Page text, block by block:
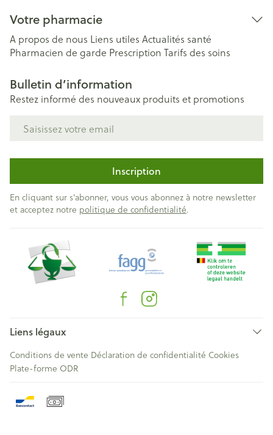
Votre pharmacie
A propos de nous Liens utiles Actualités santé
Pharmacien de garde Prescription Tarifs des soins
Bulletin d’information
Restez informé des nouveaux produits et promotions
Inscription
En cliquant sur s'abonner, vous vous abonnez à notre newsletter
et acceptez notre politique de confidentialité.
Liens légaux
Conditions de vente Déclaration de confidentialité Cookies
Plate-forme ODR